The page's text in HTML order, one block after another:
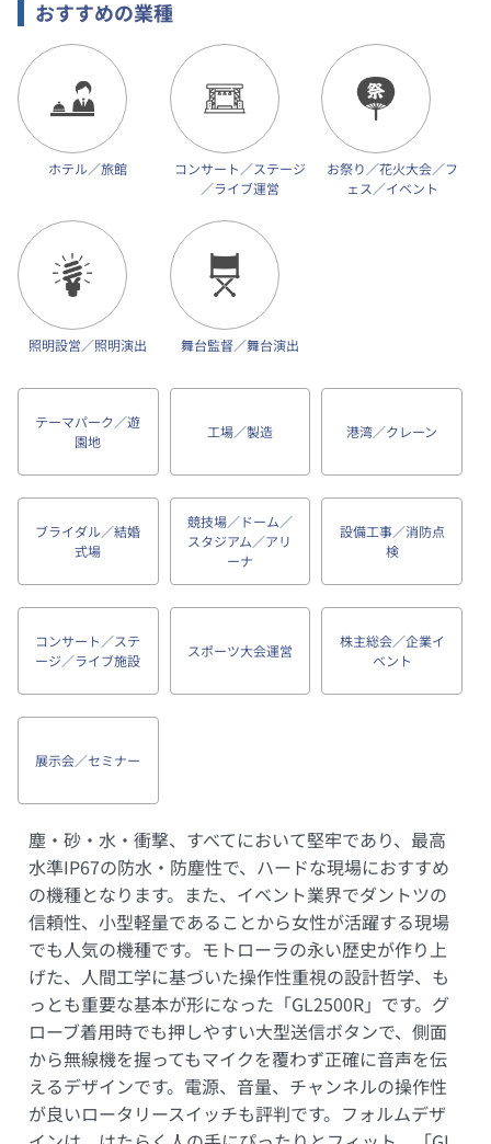
おすすめの業種
ホテル／旅館
コンサート／ステージ
／ライブ運営
お祭り／花火大会／フ
ェス／イベント
照明設営／照明演出 舞台監督／舞台演出
テーマパーク／遊
園地
工場／製造 港湾／クレーン
ブライダル／結婚
式場
競技場／ドーム／
スタジアム／アリ
ーナ
設備工事／消防点
検
コンサート／ステ
ージ／ライブ施設
スポーツ大会運営
株主総会／企業イ
ベント
展示会／セミナー
塵・砂・水・衝撃、すべてにおいて堅牢であり、最高
水準IP67の防水・防塵性で、ハードな現場におすすめ
の機種となります。また、イベント業界でダントツの
信頼性、小型軽量であることから女性が活躍する現場
でも人気の機種です。モトローラの永い歴史が作り上
げた、人間工学に基づいた操作性重視の設計哲学、も
っとも重要な基本が形になった「GL2500R」です。グ
ローブ着用時でも押しやすい大型送信ボタンで、側面
から無線機を握ってもマイクを覆わず正確に音声を伝
えるデザインです。電源、音量、チャンネルの操作性
が良いロータリースイッチも評判です。フォルムデザ